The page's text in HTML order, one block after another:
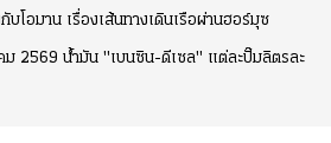
โอมาน เรื่องเส้นทางเดินเรือผ่านฮอร์มุซ
ม 2569 น้ำมัน "เบนซิน-ดีเซล" แต่ละปั๊มลิตรละ